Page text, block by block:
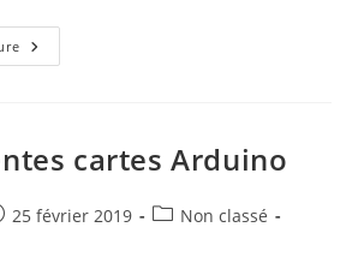
ESP32
Datasheet
cartes Arduino
:
25 février 2019
PostNon classé